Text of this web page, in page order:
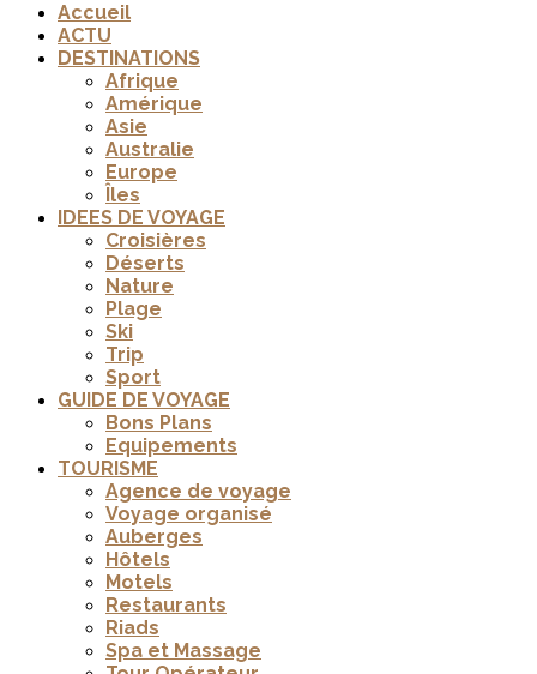
Accueil
ACTU
DESTINATIONS
Afrique
Amérique
Asie
Australie
Europe
Îles
IDEES DE VOYAGE
Croisières
Déserts
Nature
Plage
Ski
Trip
Sport
GUIDE DE VOYAGE
Bons Plans
Equipements
TOURISME
Agence de voyage
Voyage organisé
Auberges
Hôtels
Motels
Restaurants
Riads
Spa et Massage